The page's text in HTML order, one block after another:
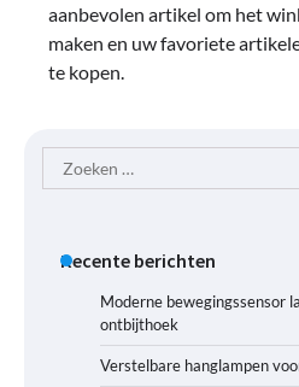
aanbevolen artikel om het
maken en uw favoriete
te kopen.
Zoeken
naar:
Recente berichten
Moderne bewegingssensor
ontbijthoek
Verstelbare hanglampen